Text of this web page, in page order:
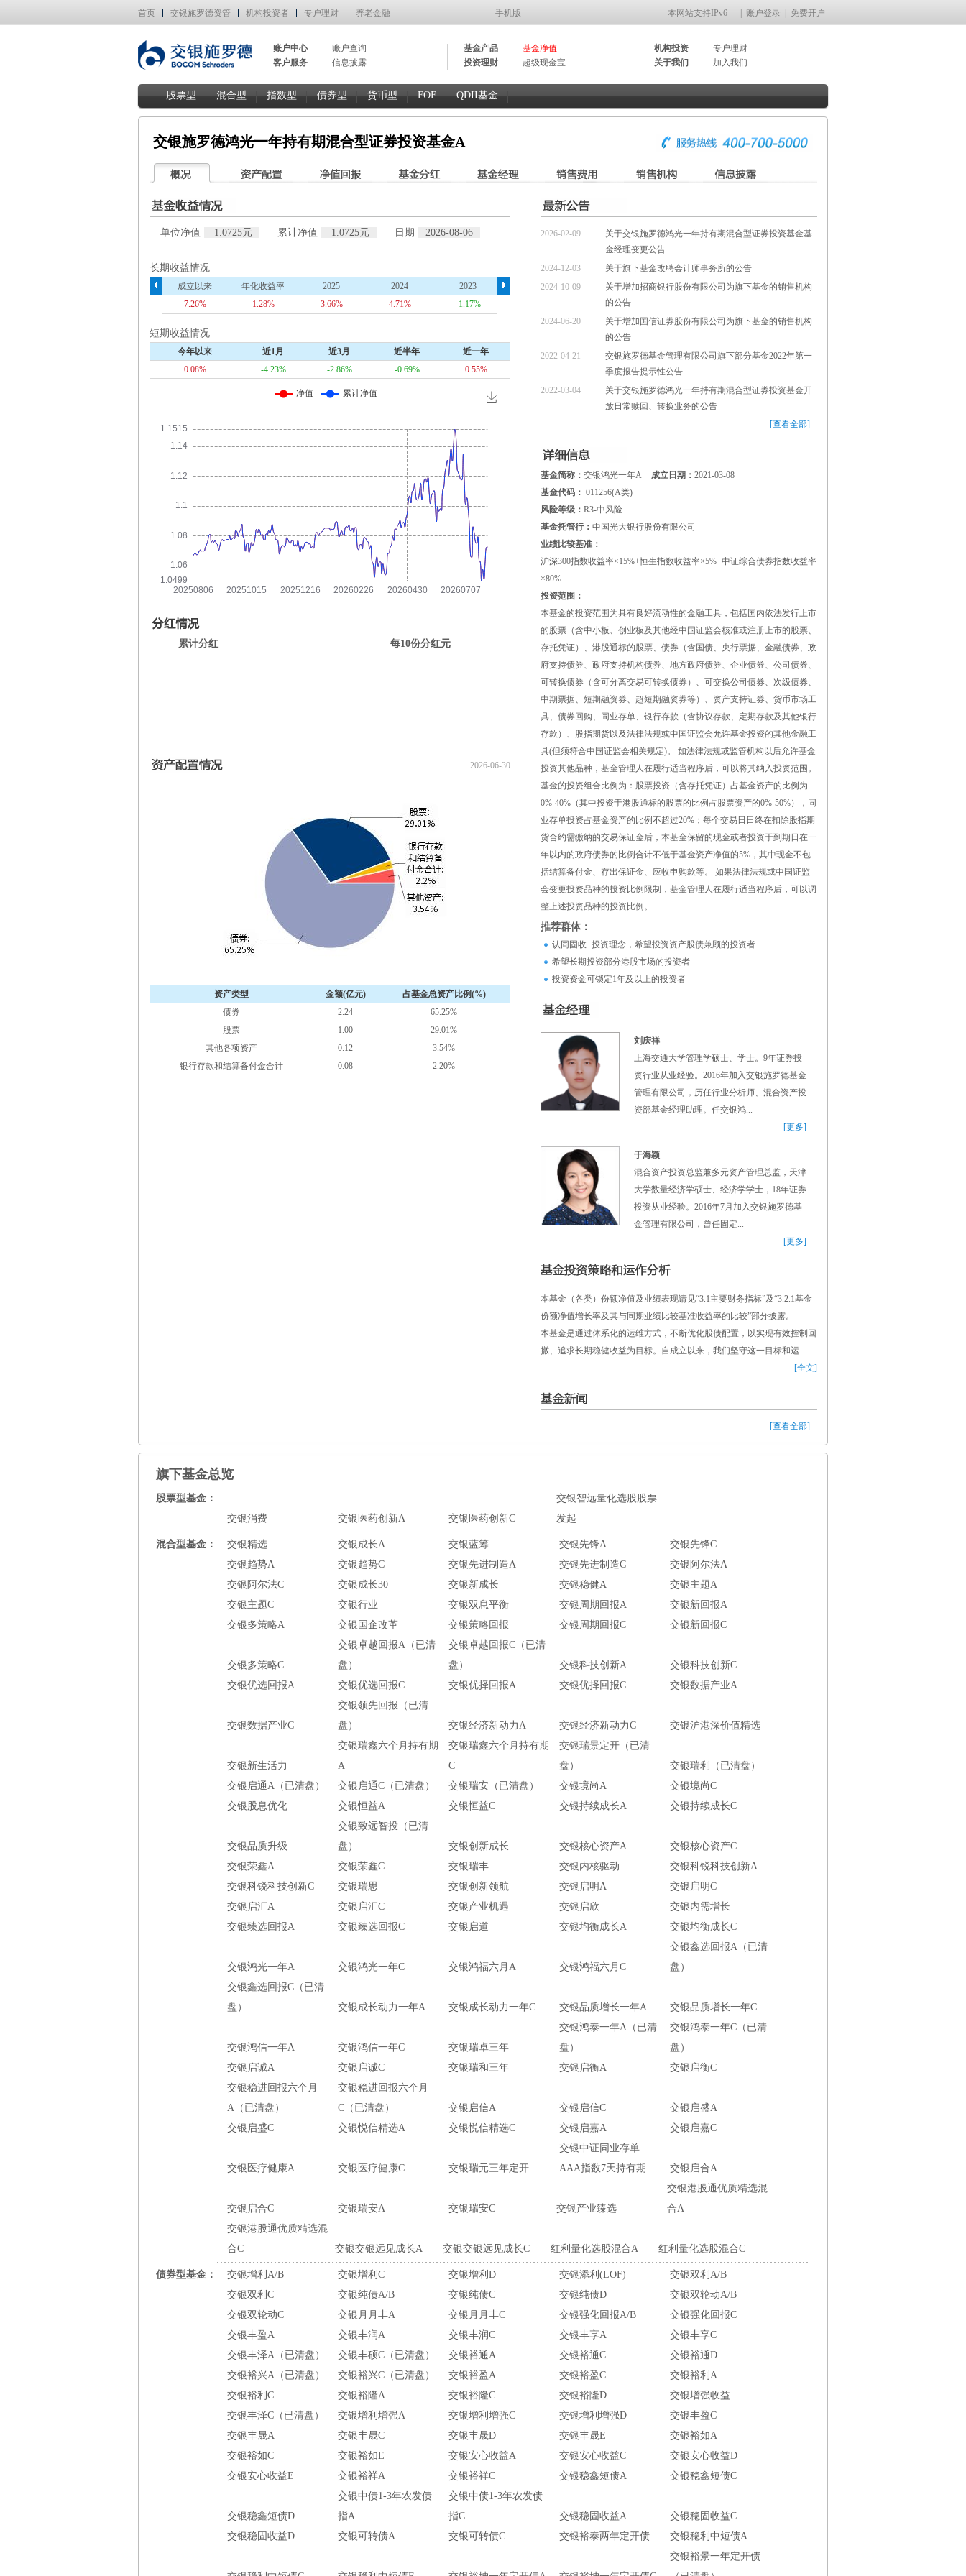
首页 交银施罗德资管 机构投资者 专户理财 养老金融 手机版 本网站支持IPv6 账户登录 免费开户
账户中心
账户查询
客户服务
信息披露
基金产品
基金净值
投资理财
超级现金宝
机构投资
专户理财
关于我们
加入我们
股票型 混合型 指数型 债券型 货币型 FOF QDII基金
交银施罗德鸿光一年持有期混合型证券投资基金A
单位净值 1.0725元 累计净值 1.0725元 日期 2026-08-06
长期收益情况
成立以来
7.26%
年化收益率
1.28%
2025
3.66%
2024
4.71%
2023
-1.17%
2022
2021
--
短期收益情况
今年以来 近1月 近3月 近半年
近一年
0.08%
-4.23% -2.86% -0.69% 0.55%
累计分红 每10份分红元
2026-06-30
资产类型 金额(亿元)
占基金总资产比例(%)
债券
2.24
65.25%
股票
1.00
29.01%
其他各项资产
0.12
3.54%
银行存款和结算备付金合计
0.08 2.20%
2026-02-09
关于交银施罗德鸿光一年持有期混合型证券投资基金基
金经理变更公告
2024-12-03
关于旗下基金改聘会计师事务所的公告
2024-10-09
关于增加招商银行股份有限公司为旗下基金的销售机构
的公告
2024-06-20
关于增加国信证券股份有限公司为旗下基金的销售机构
的公告
2022-04-21
交银施罗德基金管理有限公司旗下部分基金2022年第一
季度报告提示性公告
2022-03-04
关于交银施罗德鸿光一年持有期混合型证券投资基金开
放日常赎回、转换业务的公告
[查看全部]
基金简称： 交银鸿光一年A 成立日期： 2021-03-08
基金代码： 011256(A类)
风险等级： R3-中风险
基金托管行： 中国光大银行股份有限公司
业绩比较基准：
沪深300指数收益率×15%+恒生指数收益率×5%+中证综合债券指数收益率
×80%
投资范围：
本基金的投资范围为具有良好流动性的金融工具，包括国内依法发行上市
的股票（含中小板、创业板及其他经中国证监会核准或注册上市的股票、
存托凭证）、港股通标的股票、债券（含国债、央行票据、金融债券、政
府支持债券、政府支持机构债券、地方政府债券、企业债券、公司债券、
可转换债券（含可分离交易可转换债券）、可交换公司债券、次级债券、
中期票据、短期融资券、超短期融资券等）、资产支持证券、货币市场工
具、债券回购、同业存单、银行存款（含协议存款、定期存款及其他银行
存款）、股指期货以及法律法规或中国证监会允许基金投资的其他金融工
具(但须符合中国证监会相关规定)。 如法律法规或监管机构以后允许基金
投资其他品种，基金管理人在履行适当程序后，可以将其纳入投资范围。
基金的投资组合比例为：股票投资（含存托凭证）占基金资产的比例为
0%-40%（其中投资于港股通标的股票的比例占股票资产的0%-50%），同
业存单投资占基金资产的比例不超过20%；每个交易日日终在扣除股指期
货合约需缴纳的交易保证金后，本基金保留的现金或者投资于到期日在一
年以内的政府债券的比例合计不低于基金资产净值的5%，其中现金不包
括结算备付金、存出保证金、应收申购款等。 如果法律法规或中国证监
会变更投资品种的投资比例限制，基金管理人在履行适当程序后，可以调
整上述投资品种的投资比例。
推荐群体：
认同固收+投资理念，希望投资资产股债兼顾的投资者
希望长期投资部分港股市场的投资者
投资资金可锁定1年及以上的投资者
刘庆祥
上海交通大学管理学硕士、学士。9年证券投
资行业从业经验。2016年加入交银施罗德基金
管理有限公司，历任行业分析师、混合资产投
资部基金经理助理。任交银鸿...
[更多]
于海颖
混合资产投资总监兼多元资产管理总监，天津
大学数量经济学硕士、经济学学士，18年证券
投资从业经验。2016年7月加入交银施罗德基
金管理有限公司，曾任固定...
[更多]
本基金（各类）份额净值及业绩表现请见“3.1主要财务指标”及“3.2.1基金
份额净值增长率及其与同期业绩比较基准收益率的比较”部分披露。
本基金是通过体系化的运维方式，不断优化股债配置，以实现有效控制回
撤、追求长期稳健收益为目标。自成立以来，我们坚守这一目标和运...
[全文]
[查看全部]
旗下基金总览
股票型基金：
交银消费
交银医药创新A 交银医药创新C
交银智远量化选股股票
发起
混合型基金： 交银精选 交银成长A 交银蓝筹 交银先锋A
交银先锋C
交银趋势A
交银趋势C 交银先进制造A 交银先进制造C
交银阿尔法A
交银阿尔法C
交银成长30 交银新成长 交银稳健A
交银主题A
交银主题C
交银行业 交银双息平衡 交银周期回报A
交银新回报A
交银多策略A
交银国企改革 交银策略回报 交银周期回报C 交银新回报C
交银多策略C
交银卓越回报A（已清
盘）
交银卓越回报C（已清
盘）
交银科技创新A
交银科技创新C
交银优选回报A
交银优选回报C 交银优择回报A 交银优择回报C 交银数据产业A
交银数据产业C
交银领先回报（已清
盘）
交银经济新动力A 交银经济新动力C 交银沪港深价值精选
交银新生活力
交银瑞鑫六个月持有期
A
交银瑞鑫六个月持有期
C
交银瑞景定开（已清
盘）
交银瑞利（已清盘）
交银启通A（已清盘）
交银启通C（已清盘） 交银瑞安（已清盘） 交银境尚A
交银境尚C
交银股息优化
交银恒益A 交银恒益C 交银持续成长A 交银持续成长C
交银品质升级
交银致远智投（已清
盘）
交银创新成长 交银核心资产A
交银核心资产C
交银荣鑫A
交银荣鑫C 交银瑞丰 交银内核驱动
交银科锐科技创新A
交银科锐科技创新C
交银瑞思 交银创新领航 交银启明A
交银启明C
交银启汇A
交银启汇C 交银产业机遇 交银启欣
交银内需增长
交银臻选回报A
交银臻选回报C 交银启道 交银均衡成长A 交银均衡成长C
交银鸿光一年A 交银鸿光一年C 交银鸿福六月A 交银鸿福六月C
交银鑫选回报A（已清
盘）
交银鑫选回报C（已清
盘）
交银成长动力一年A 交银成长动力一年C 交银品质增长一年A 交银品质增长一年C
交银鸿信一年A 交银鸿信一年C 交银瑞卓三年
交银鸿泰一年A（已清
盘）
交银鸿泰一年C（已清
盘）
交银启诚A
交银启诚C 交银瑞和三年 交银启衡A
交银启衡C
交银稳进回报六个月
A（已清盘）
交银稳进回报六个月
C（已清盘）
交银启信A 交银启信C
交银启盛A
交银启盛C
交银悦信精选A 交银悦信精选C 交银启嘉A 交银启嘉C
交银医疗健康A 交银医疗健康C 交银瑞元三年定开
交银中证同业存单
AAA指数7天持有期
交银启合A
交银启合C 交银瑞安A 交银瑞安C 交银产业臻选
交银港股通优质精选混
合A
交银港股通优质精选混
合C
交银交银远见成长A 交银交银远见成长C 红利量化选股混合A 红利量化选股混合C
债券型基金： 交银增利A/B 交银增利C 交银增利D 交银添利(LOF)
交银双利A/B
交银双利C
交银纯债A/B 交银纯债C 交银纯债D
交银双轮动A/B
交银双轮动C
交银月月丰A 交银月月丰C 交银强化回报A/B
交银强化回报C
交银丰盈A
交银丰润A 交银丰润C 交银丰享A
交银丰享C
交银丰泽A（已清盘）
交银丰硕C（已清盘） 交银裕通A 交银裕通C
交银裕通D
交银裕兴A（已清盘）
交银裕兴C（已清盘） 交银裕盈A 交银裕盈C
交银裕利A
交银裕利C
交银裕隆A 交银裕隆C 交银裕隆D
交银增强收益
交银丰泽C（已清盘）
交银增利增强A 交银增利增强C 交银增利增强D
交银丰盈C
交银丰晟A
交银丰晟C 交银丰晟D 交银丰晟E
交银裕如A
交银裕如C
交银裕如E 交银安心收益A 交银安心收益C
交银安心收益D
交银安心收益E
交银裕祥A 交银裕祥C 交银稳鑫短债A 交银稳鑫短债C
交银稳鑫短债D
交银中债1-3年农发债
指A
交银中债1-3年农发债
指C
交银稳固收益A
交银稳固收益C
交银稳固收益D
交银可转债A 交银可转债C 交银裕泰两年定开债 交银稳利中短债A
交银裕景一年定开债